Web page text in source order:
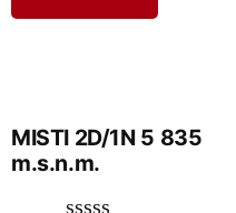
de
MISTI 2D/1N 5 835
m.s.n.m.